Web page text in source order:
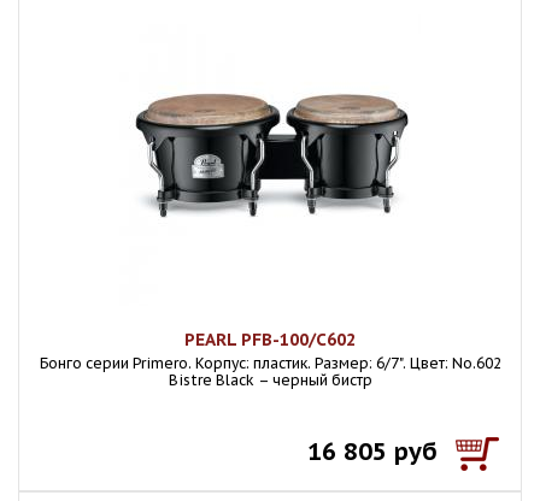
PEARL PFB-100/C602
Бонго серии Primero. Корпус: пластик. Размер: 6/7". Цвет: No.602
Bistre Black – черный бистр
16 805 руб